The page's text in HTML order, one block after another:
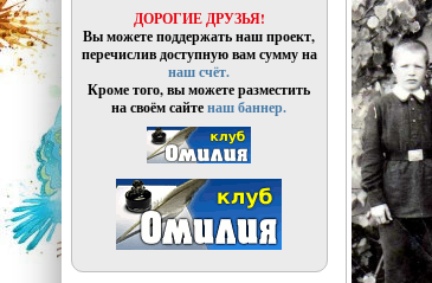
ДОРОГИЕ ДРУЗЬЯ!
Вы можете поддержать наш проект,
перечислив доступную вам сумму на
наш счёт.
Кроме того, вы можете разместить
на своём сайтенаш баннер.